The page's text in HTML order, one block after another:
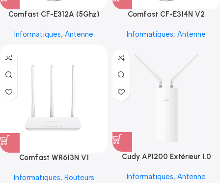
Comfast CF-E312A (5Ghz)
Informatiques, Antenne
Comfast CF-E314N V2
Informatiques, Antenne
Comfast WR613N V1
Informatiques, Routeurs
Cudy AP1200 Extérieur 1.0
Informatiques, Antenne